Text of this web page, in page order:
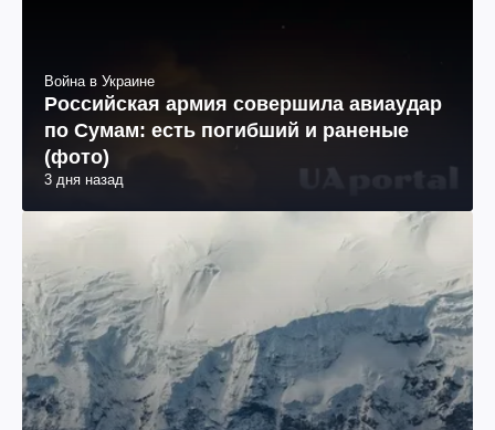
Война в Украине
Российская армия совершила авиаудар
по Сумам: есть погибший и раненые
(фото)
3 дня назад